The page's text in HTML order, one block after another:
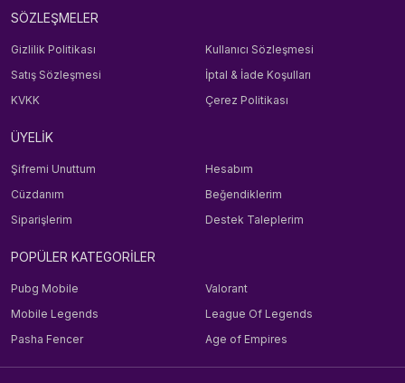
SÖZLEŞMELER
Gizlilik Politikası
Kullanıcı Sözleşmesi
Satış Sözleşmesi
İptal & İade Koşulları
KVKK
Çerez Politikası
ÜYELİK
Şifremi Unuttum
Hesabım
Cüzdanım
Beğendiklerim
Siparişlerim
Destek Taleplerim
POPÜLER KATEGORİLER
Pubg Mobile
Valorant
Mobile Legends
League Of Legends
Pasha Fencer
Age of Empires